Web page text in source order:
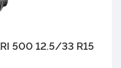
500 12.5/33 R15